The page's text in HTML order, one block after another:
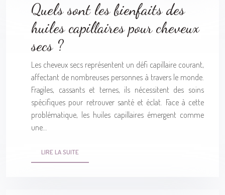
Quels sont les bienfaits des
huiles capillaires pour cheveux
secs ?
Les cheveux secs représentent un défi capillaire courant,
affectant de nombreuses personnes à travers le monde.
Fragiles, cassants et ternes, ils nécessitent des soins
spécifiques pour retrouver santé et éclat. Face à cette
problématique, les huiles capillaires émergent comme
une…
LIRE LA SUITE